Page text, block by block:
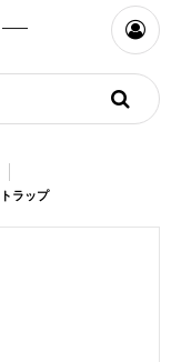
ラップ